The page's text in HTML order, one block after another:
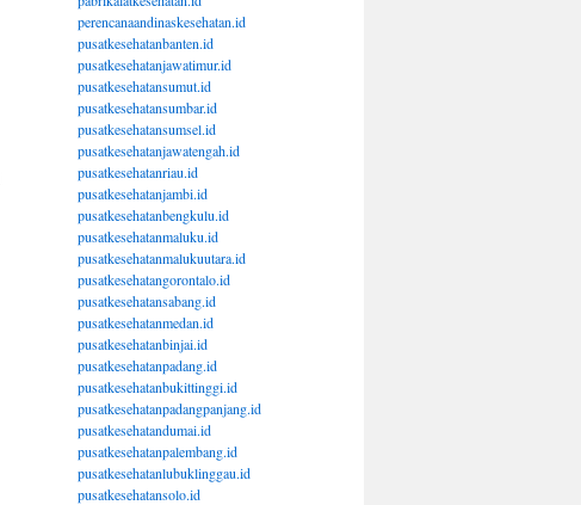
perencanaandinaskesehatan.id
pusatkesehatanbanten.id
pusatkesehatanjawatimur.id
pusatkesehatansumut.id
pusatkesehatansumbar.id
pusatkesehatansumsel.id
pusatkesehatanjawatengah.id
pusatkesehatanriau.id
pusatkesehatanjambi.id
pusatkesehatanbengkulu.id
pusatkesehatanmaluku.id
pusatkesehatanmalukuutara.id
pusatkesehatangorontalo.id
pusatkesehatansabang.id
pusatkesehatanmedan.id
pusatkesehatanbinjai.id
pusatkesehatanpadang.id
pusatkesehatanbukittinggi.id
pusatkesehatanpadangpanjang.id
pusatkesehatandumai.id
pusatkesehatanpalembang.id
pusatkesehatanlubuklinggau.id
pusatkesehatansolo.id